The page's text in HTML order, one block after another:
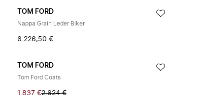
TOM FORD
Nappa Grain Leder Biker
6.226,50 €
TOM FORD
Tom Ford Coats
1.837 €2.624 €